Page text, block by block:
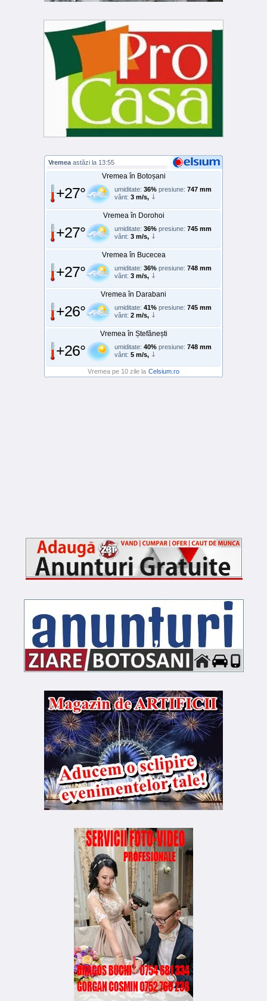
Vremea astăzi la 13:55
Vremea în Botoșani
+27° umiditate: 36% presiune: 747 mm
vânt: 3 m/s,
Vremea în Dorohoi
+27° umiditate: 36% presiune: 745 mm
vânt: 3 m/s,
Vremea în Bucecea
+27° umiditate: 36% presiune: 748 mm
vânt: 3 m/s,
Vremea în Darabani
+26° umiditate: 41% presiune: 745 mm
vânt: 2 m/s,
Vremea în Ștefănești
+26° umiditate: 40% presiune: 748 mm
vânt: 5 m/s,
Vremea pe 10 zile la Celsium.ro